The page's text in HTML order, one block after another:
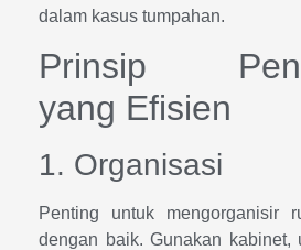
dalam kasus tumpahan.
Prinsip
yang Efisien
1. Organisasi
Penting untuk mengorganisir
dengan baik. Gunakan kabinet,